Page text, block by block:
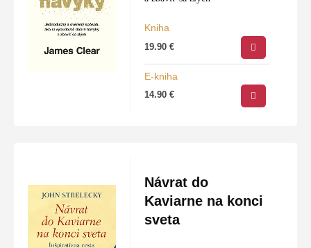
Kniha
19.90€
E-kniha
14.90€
Návrat do
Kaviarne na konci
sveta